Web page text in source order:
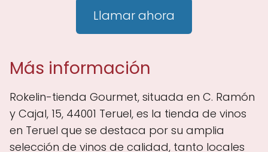
Llamar ahora
Más información
Rokelin-tienda Gourmet, situada en C. Ramón
y Cajal, 15, 44001 Teruel, es la tienda de vinos
en Teruel que se destaca por su amplia
selección de vinos de calidad, tanto locales